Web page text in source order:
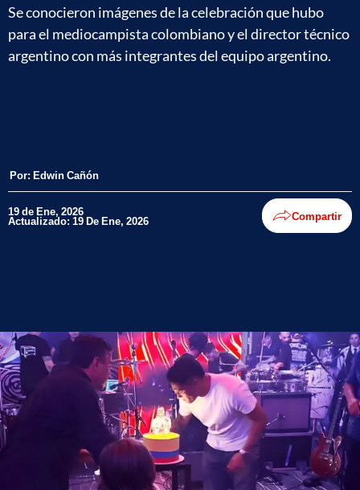
Se conocieron imágenes de la celebración que hubo
para el mediocampista colombiano y el director técnico
argentino con más integrantes del equipo argentino.
Por: Edwin Cañón
19 de Ene, 2026
Actualizado: 19 De Ene, 2026 Compartir